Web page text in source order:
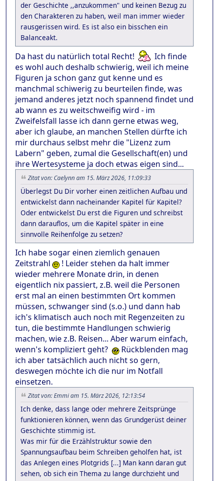
der Geschichte ,,anzukommen" und keinen Bezug zu
den Charakteren zu haben, weil man immer wieder
rausgerissen wird. Es ist also ein bisschen ein
Balanceakt.
Da hast du natürlich total Recht!
Ich finde
es wohl auch deshalb schwierig, weil ich meine
Figuren ja schon ganz gut kenne und es
manchmal schiwerig zu beurteilen finde, was
jemand anderes jetzt noch spannend findet und
ab wann es zu weitschweifig wird - im
Zweifelsfall lasse ich dann gerne etwas weg,
aber ich glaube, an manchen Stellen dürfte ich
mir durchaus selbst mehr die "Lizenz zum
Labern" geben, zumal die Gesellschaft(en) und
ihre Wertesysteme ja doch etwas eigen sind...
Zitat von: Caelynn am 15. März 2026, 11:09:33
Überlegst Du Dir vorher einen zeitlichen Aufbau und
entwickelst dann nacheinander Kapitel für Kapitel?
Oder entwickelst Du erst die Figuren und schreibst
dann darauflos, um die Kapitel später in eine
sinnvolle Reihenfolge zu setzen?
Ich habe sogar einen ziemlich genauen
Zeitstrahl
! Leider stehen da halt immer
wieder mehrere Monate drin, in denen
eigentlich nix passiert, z.B. weil die Personen
erst mal an einen bestimmten Ort kommen
müssen, schwanger sind (s.o.) und dann hab
ich's klimatisch auch noch mit Regenzeiten zu
tun, die bestimmte Handlungen schwierig
machen, wie z.B. Reisen... Aber warum einfach,
wenn's kompliziert geht?
Rückblenden mag
ich aber tatsächlich auch nicht so gern,
deswegen möchte ich die nur im Notfall
einsetzen.
Zitat von: Emmi am 15. März 2026, 12:13:54
Ich denke, dass lange oder mehrere Zeitsprünge
funktionieren können, wenn das Grundgerüst deiner
Geschichte stimmig ist.
Was mir für die Erzählstruktur sowie den
Spannungsaufbau beim Schreiben geholfen hat, ist
das Anlegen eines Plotgrids [...] Man kann daran gut
sehen, ob sich ein Thema zu lange durchzieht und